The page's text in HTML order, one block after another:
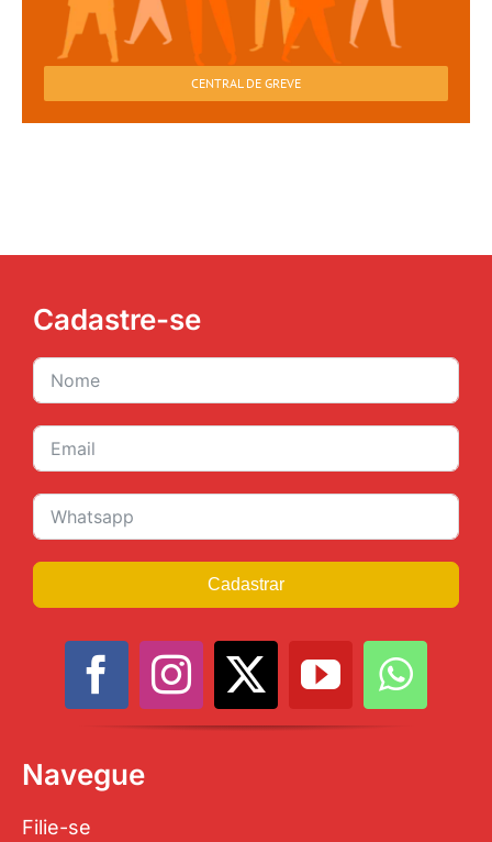
CENTRAL DE GREVE
Cadastre-se
Cadastrar
Navegue
Filie-se